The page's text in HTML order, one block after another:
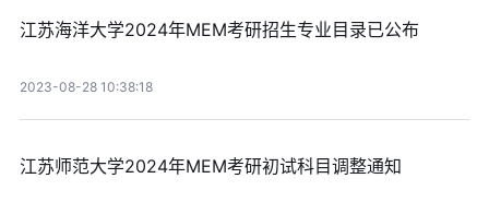
江苏海洋大学2024年MEM考研招生专业目录已公布
2023-08-28 10:38:18
江苏师范大学2024年MEM考研初试科目调整通知